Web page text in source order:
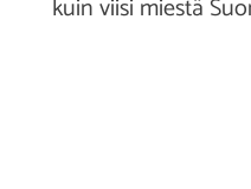
kuin viisi miestä